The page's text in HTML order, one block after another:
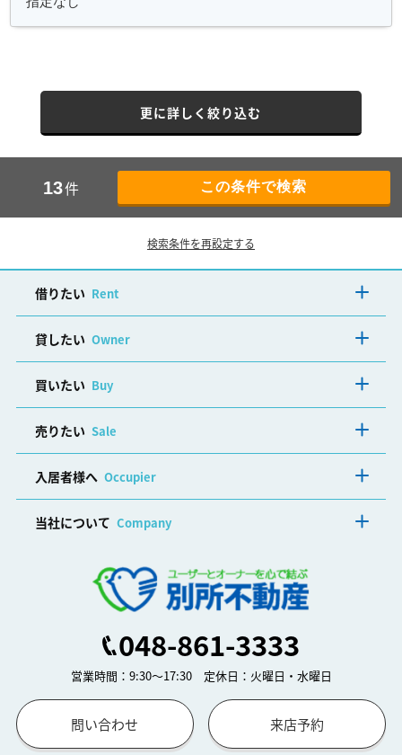
更に詳しく絞り込む
13件
検索条件を再設定する
借りたい Rent
貸したい Owner
買いたい Buy
売りたい Sale
入居者様へ Occupier
当社について Company
048-861-3333
営業時間：9:30～17:30 定休日：火曜日・水曜日
問い合わせ 来店予約